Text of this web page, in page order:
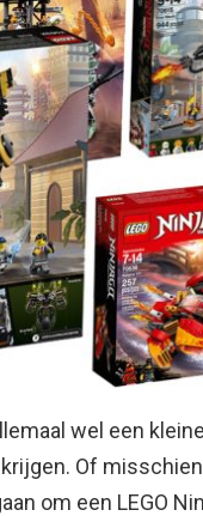
wel een
Of
om een ​​LEGO